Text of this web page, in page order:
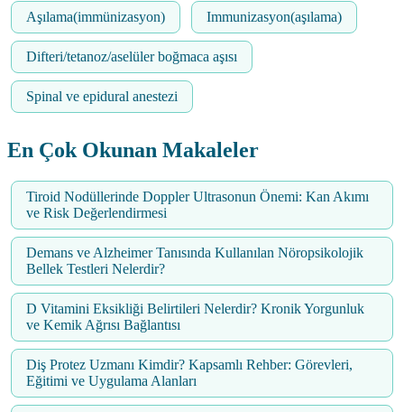
Aşılama(immünizasyon) Immunizasyon(aşılama)
Difteri/tetanoz/aselüler boğmaca aşısı
Spinal ve epidural anestezi
En Çok Okunan Makaleler
Tiroid Nodüllerinde Doppler Ultrasonun Önemi: Kan Akımı
ve Risk Değerlendirmesi
Demans ve Alzheimer Tanısında Kullanılan Nöropsikolojik
Bellek Testleri Nelerdir?
D Vitamini Eksikliği Belirtileri Nelerdir? Kronik Yorgunluk
ve Kemik Ağrısı Bağlantısı
Diş Protez Uzmanı Kimdir? Kapsamlı Rehber: Görevleri,
Eğitimi ve Uygulama Alanları